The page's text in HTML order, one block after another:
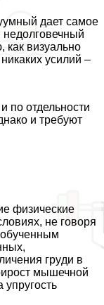
дает самое
как визуально
усилий –
по отдельности
и требуют
физические
не говоря
обученным
гpyди в
мышечной